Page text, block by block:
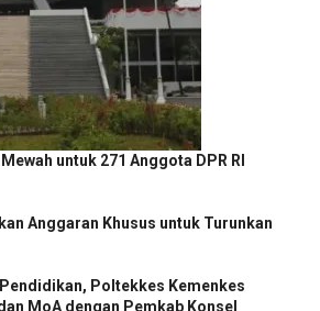
untuk 271 Anggota DPR RI
Anggaran Khusus untuk Turunkan
Poltekkes Kemenkes
MoA dengan Pemkab Konsel